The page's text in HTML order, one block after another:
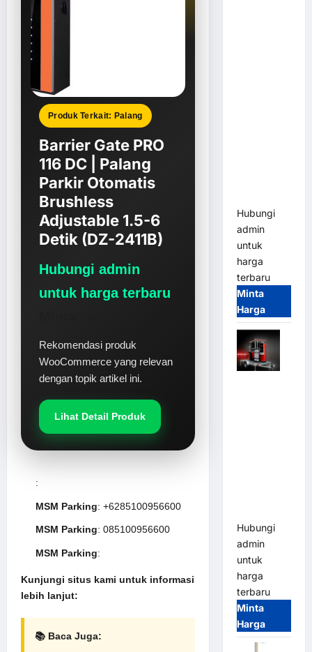
Produk Terkait: Palang
Barrier Gate PRO
116 DC | Palang
Parkir Otomatis
Brushless
Adjustable 1.5-6
Detik (DZ-2411B)
Hubungi admin
untuk harga terbaru
Rekomendasi produk
WooCommerce yang relevan
dengan topik artikel ini.
Lihat Detail Produk
:
MSM Parking: +6285100956600
MSM Parking: 085100956600
MSM Parking:
Kunjungi situs kami untuk informasi
lebih lanjut:
📚 Baca Juga:
Hubungi
admin
untuk
harga
terbaru
Minta
Harga
Hubungi
admin
untuk
harga
terbaru
Minta
Harga